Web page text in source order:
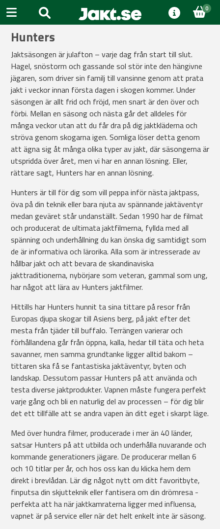
0
Hunters
Jaktsäsongen är julafton – varje dag från start till slut.
Hagel, snöstorm och gassande sol stör inte den hängivne
jägaren, som driver sin familj till vansinne genom att prata
jakt i veckor innan första dagen i skogen kommer. Under
säsongen är allt frid och fröjd, men snart är den över och
förbi. Mellan en säsong och nästa går det alldeles för
många veckor utan att du får dra på dig jaktkläderna och
ströva genom skogarna igen. Somliga löser detta genom
att ägna sig åt många olika typer av jakt, där säsongerna är
utspridda över året, men vi har en annan lösning. Eller,
rättare sagt, Hunters har en annan lösning.
Hunters är till för dig som vill peppa inför nästa jaktpass,
öva på din teknik eller bara njuta av spännande jaktäventyr
medan geväret står undanställt. Sedan 1990 har de filmat
och producerat de ultimata jaktfilmerna, fyllda med all
spänning och underhållning du kan önska dig samtidigt som
de är informativa och lärorika. Alla som är intresserade av
hållbar jakt och att bevara de skandinaviska
jakttraditionerna, nybörjare som veteran, gammal som ung,
har något att lära av Hunters jaktfilmer.
Hittills har Hunters hunnit ta sina tittare på resor från
Europas djupa skogar till Asiens berg, på jakt efter det
mesta från tjäder till buffalo. Terrängen varierar och
förhållandena går från öppna, kalla, hedar till täta och heta
savanner, men samma grundtanke ligger alltid bakom –
tittaren ska få se fantastiska jaktäventyr, byten och
landskap. Dessutom passar Hunters på att använda och
testa diverse jaktprodukter. Vapnen måste fungera perfekt
varje gång och bli en naturlig del av processen – för dig blir
det ett tillfälle att se andra vapen än ditt eget i skarpt läge.
Med över hundra filmer, producerade i mer än 40 länder,
satsar Hunters på att utbilda och underhålla nuvarande och
kommande generationers jägare. De producerar mellan 6
och 10 titlar per år, och hos oss kan du klicka hem dem
direkt i brevlådan. Lär dig något nytt om ditt favoritbyte,
finputsa din skjutteknik eller fantisera om din drömresa -
perfekta att ha när jaktkamraterna ligger med influensa,
vapnet är på service eller när det helt enkelt inte är säsong.